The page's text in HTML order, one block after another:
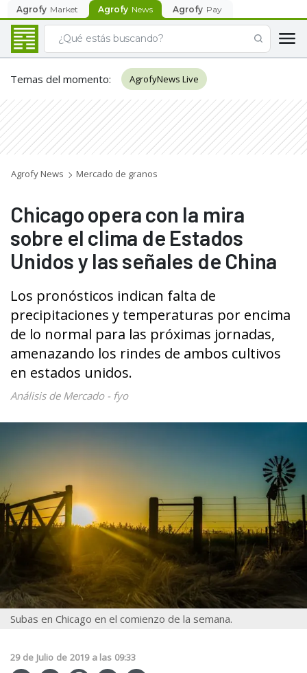
Agrofy Market Agrofy News Agrofy Pay
Temas del momento: AgrofyNews Live
Agrofy News Mercado de granos
Chicago opera con la mira
sobre el clima de Estados
Unidos y las señales de China
Los pronósticos indican falta de
precipitaciones y temperaturas por encima
de lo normal para las próximas jornadas,
amenazando los rindes de ambos cultivos
en estados unidos.
Análisis de Mercado - fyo
Subas en Chicago en el comienzo de la semana.
29 de Julio de 2019 a las 09:33